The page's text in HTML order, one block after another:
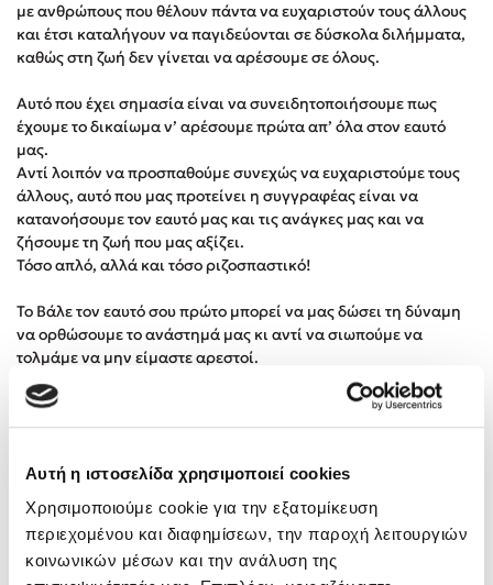
Αυτή η ιστοσελίδα χρησιμοποιεί cookies
Χρησιμοποιούμε cookie για την εξατομίκευση
περιεχομένου και διαφημίσεων, την παροχή λειτουργιών
κοινωνικών μέσων και την ανάλυση της
Pierdomenico Baccalario
Δανάη Ιμπραχήμ
Δημοφιλή Άρθρα
3 βιβλία βασισμένα σε αληθινά γεγονότα!
Τεστ: Ποιο αστυνομικό βιβλίο σου ταιριάζει για το καλοκαίρι;
Ο εθισμός των παιδιών στις οθόνες δεν είναι «το πρόβλημα»
Μια λέξη που συχνά νιώθεις αλλά την αγνοείς
Τι είναι η νευροποικιλότητα; Η Δρ. Δανάη Δεληγεώργη
Συγχαρητήρια, Πέθανες! Μια ξενάγηση στον Άδη της
ελληνικής μυθολογίας
3 βιβλία που μπορείς να διαβάσεις σε μια μέρα!
Εύκολη συνταγή για chicken BBQ pizza από τον Άκη
Πετρετζίκη!
Διακοπές με τα παιδιά: Η ανάγκη μας για παύση σε μετωπική
σύγκρουση με τη δική τους για εκτόνωση
Πάνω, κάτω, μπροστά, πίσω; Κάνε το τεστ και ανακάλυψε την
τάση σου!
με ανθρώπους που θέλουν πάντα να ευχαριστούν τους άλλους
και έτσι καταλήγουν να παγιδεύονται σε δύσκολα διλήμματα,
καθώς στη ζωή δεν γίνεται να αρέσουμε σε όλους.
Αυτό που έχει σημασία είναι να συνειδητοποιήσουμε πως
έχουμε το δικαίωμα ν’ αρέσουμε πρώτα απ’ όλα στον εαυτό
μας.
Αντί λοιπόν να προσπαθούμε συνεχώς να ευχαριστούμε τους
άλλους, αυτό που μας προτείνει η συγγραφέας είναι να
κατανοήσουμε τον εαυτό μας και τις ανάγκες μας και να
ζήσουμε τη ζωή που μας αξίζει.
Τόσο απλό, αλλά και τόσο ριζοσπαστικό!
Το Βάλε τον εαυτό σου πρώτο μπορεί να μας δώσει τη δύναμη
να ορθώσουμε το ανάστημά μας κι αντί να σιωπούμε να
τολμάμε να μην είμαστε αρεστοί.
Πάνω απ’ όλα όμως, μέσα από αυτό το βιβλίο μαθαίνουμε ότι
υπάρχει μόνο ένας τρόπος να νοιαστούμε πραγματικά για τους
Είπαν για το βιβλίο